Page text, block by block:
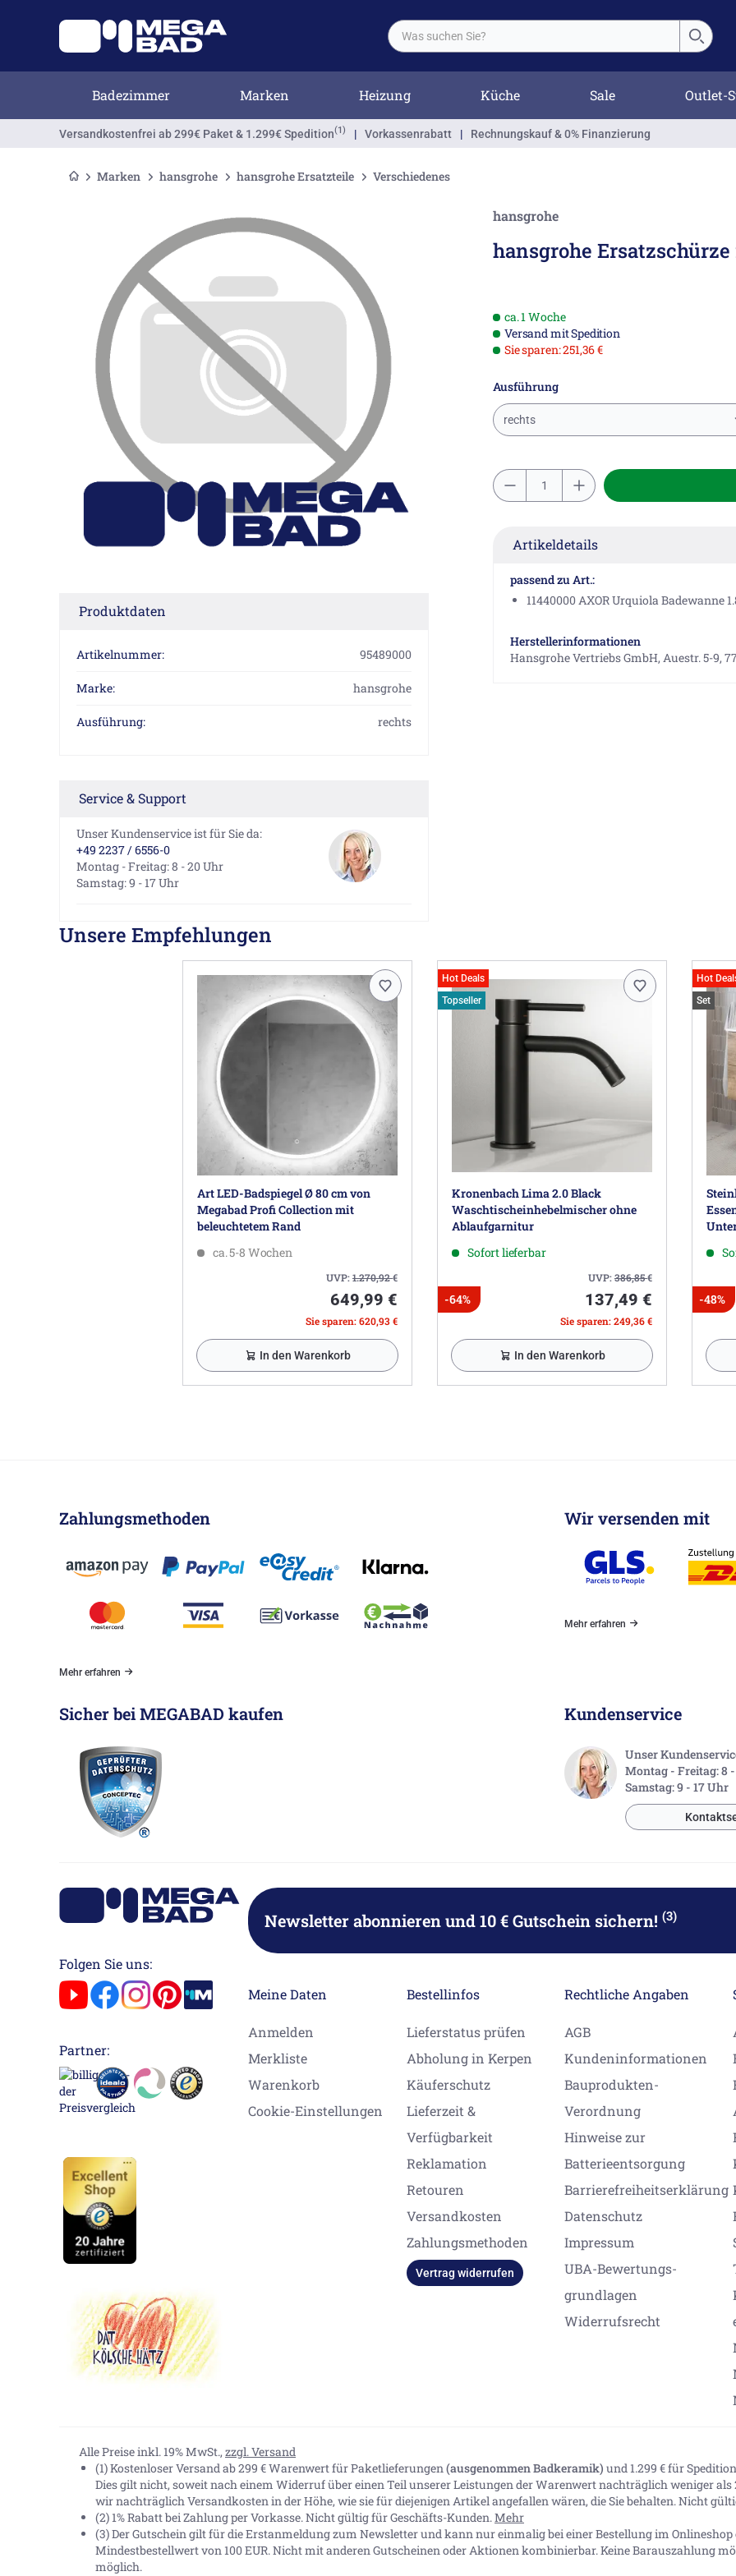
Badezimmer Marken Heizung Küche Sale Outlet-
Versandkostenfrei ab 299€ Paket & 1.299€ Spedition(1) | Vorkassenrabatt | Rechnungskauf & 0% Finanzierung
Marken hansgrohe hansgrohe Ersatzteile Verschiedenes
Produktdaten
Artikelnummer: 95489000
Marke: hansgrohe
Ausführung: rechts
Service & Support
Unser Kundenservice ist für Sie da:
+49 2237 / 6556-0
Montag - Freitag: 8 - 20 Uhr
Samstag: 9 - 17 Uhr
hansgrohe
hansgrohe
ca. 1 Woche
Versand mit Spedition
Sie sparen: 251,36 €
Ausführung
rechts
Artikeldetails
passend zu Art.:
11440000 AXOR Urquiola Badewanne
Herstellerinformationen
Hansgrohe Vertriebs GmbH, Auestr. 5-9,
Unsere Empfehlungen
Art LED-Badspiegel Ø 80 cm von
Megabad Profi Collection mit
beleuchtetem Rand
ca. 5-8 Wochen
UVP:1.270,92€
649,99 €
Sie sparen: 620,93 €
In den Warenkorb
Hot Deals
Topseller
Kronenbach Lima 2.0 Black
Waschtischeinhebelmischer ohne
Ablaufgarnitur
Sofort lieferbar
UVP:386,85€
-64% 137,49 €
Sie sparen: 249,36 €
In den Warenkorb
Hot
Set
-48%
Zahlungsmethoden
Mehr erfahren
Wir versenden mit
Mehr erfahren
Sicher bei MEGABAD kaufen Kundenservice
Unser
Montag - Freitag: 8
Samstag: 9 - 17 Uhr
Folgen Sie uns:
Partner:
Newsletter abonnierenund 10 € Gutschein sichern! (3)
Meine Daten
Anmelden
Merkliste
Warenkorb
Cookie-Einstellungen
Bestellinfos
Lieferstatus prüfen
Abholung in Kerpen
Käuferschutz
Lieferzeit &
Verfügbarkeit
Reklamation
Retouren
Versandkosten
Zahlungsmethoden
Vertrag widerrufen
Rechtliche Angaben
AGB
Kundeninformationen
Bauprodukten-
Verordnung
Hinweise zur
Batterieentsorgung
Barrierefreiheitserklärung
Datenschutz
Impressum
UBA-Bewertungs-
grundlagen
Widerrufsrecht
Alle Preise inkl. 19% MwSt., zzgl. Versand
(1) Kostenloser Versand ab 299 € Warenwert für Paketlieferungen (ausgenommen Badkeramik) und 1.299 € für
Dies gilt nicht, soweit nach einem Widerruf über einen Teil unserer Leistungen der Warenwert nachträglich weniger als
wir nachträglich Versandkosten in der Höhe, wie sie für diejenigen Artikel angefallen wären, die Sie behalten. Nicht
(2) 1% Rabatt bei Zahlung per Vorkasse. Nicht gültig für Geschäfts-Kunden. Mehr
(3) Der Gutschein gilt für die Erstanmeldung zum Newsletter und kann nur einmalig bei einer Bestellung im
Mindestbestellwert von 100 EUR. Nicht mit anderen Gutscheinen oder Aktionen kombinierbar. Keine Barauszahlung
möglich.